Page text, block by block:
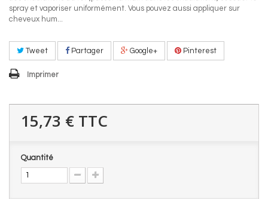
spray et vaporiser uniformément. Vous pouvez aussi appliquer sur
cheveux hum...
Tweet Partager Google+ Pinterest
Imprimer
15,73 € TTC
Quantité